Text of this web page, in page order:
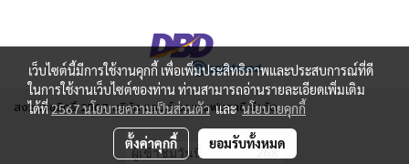
สงวนลิขสิทธิ์ 2567 บริษัท แลนด์ ออฟ แฟนตาซี จำกัด
ผู้เข้าชมวันนี้ 268
เว็บไซต์นี้มีการใช้งานคุกกี้ เพื่อเพิ่มประสิทธิภาพและประสบการณ์ที่ดี
ในการใช้งานเว็บไซต์ของท่าน ท่านสามารถอ่านรายละเอียดเพิ่มเติม
ได้ที่2567 นโยบายความเป็นส่วนตัวและนโยบายคุกกี้
ตั้งค่าคุกกี้ ยอมรับทั้งหมด